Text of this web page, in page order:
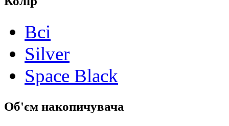
Всі
Silver
Space Black
Об'єм накопичувача